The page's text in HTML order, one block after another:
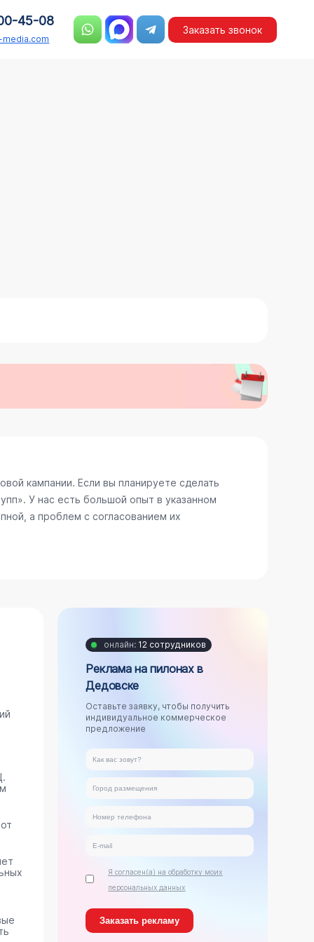
45-08
Заказать звонок
кампании. Если вы планируете сделать
У нас есть большой опыт в указанном
а проблем с согласованием их
онлайн: 12 сотрудников
Реклама на пилонах в
Дедовске
Оставьте заявку, чтобы получить
индивидуальное коммерческое
предложение
Я согласен(а) на обработку моих
персональных данных